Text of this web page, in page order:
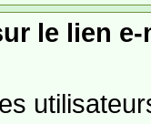
le lien